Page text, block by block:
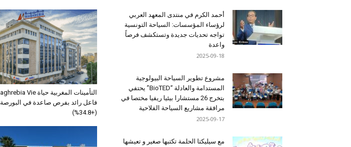
فاعل رائد بفرص صاعدة في البورصة
(+34.8%)
أحمد الكرم في منتدى المعهد العربي
لرؤساء المؤسسات: السياحة التونسية
تواجه تحديات جديدة وتستكشف فرصاً
واعدة
2025-09-18
مشروع تطوير السياحة البيولوجية
المستدامة والعادلة “BioTED” يحتفي
بتخرج 26 مستشارا بيئيا ريفيا مختصا في
مرافقة مشاريع السياحة الفلاحية
2025-09-17
مع سيليكتا الحلمة تكتبها صغير و تعيشها